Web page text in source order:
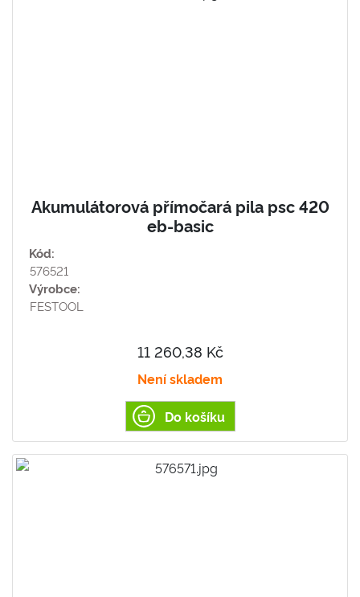
Akumulátorová přímočará pila psc 420
eb-basic
Kód:
576521
Výrobce:
FESTOOL
11 260,38 Kč
Není skladem
Do košíku